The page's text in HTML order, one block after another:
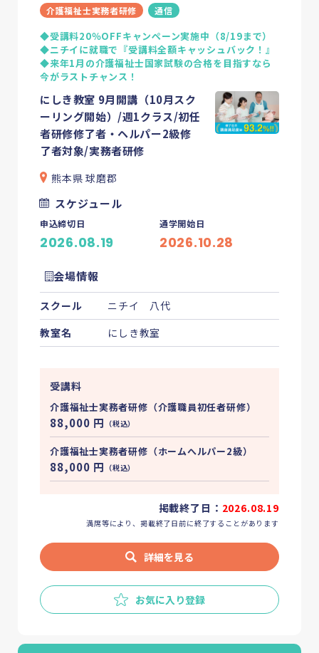
介護福祉士実務者研修 通信
◆受講料20％OFFキャンペーン実施中（8/19まで）
◆ニチイに就職で『受講料全額キャッシュバック！』
◆来年1月の介護福祉士国家試験の合格を目指すなら
今がラストチャンス！
にしき教室 9月開講（10月スク
ーリング開始）/週1クラス/初任
者研修修了者・ヘルパー2級修
了者対象/実務者研修
熊本県 球磨郡
スケジュール
申込締切日
2026.08.19
通学開始日
2026.10.28
会場情報
スクール
ニチイ 八代
教室名
にしき教室
受講料
介護福祉士実務者研修（介護職員初任者研修）
88,000 円 （税込）
介護福祉士実務者研修（ホームへルパー2級）
88,000 円 （税込）
掲載終了日： 2026.08.19
満席等により、掲載終了日前に終了することがあります
詳細を見る
お気に入り登録